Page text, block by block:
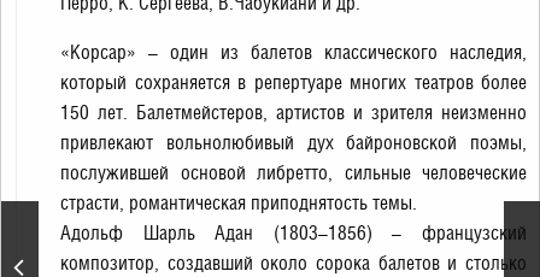
Торжественная
церемония награждения
«Корсар» – один из балетов классического наследия,
который сохраняется в репертуаре многих театров более
150 лет. Балетмейстеров, артистов и зрителя неизменно
привлекают вольнолюбивый дух байроновской поэмы,
послужившей основой либретто, сильные человеческие
страсти, романтическая приподнятость темы.
Адольф Шарль Адан (1803–1856) – французский
композитор, создавший около сорока балетов и столько